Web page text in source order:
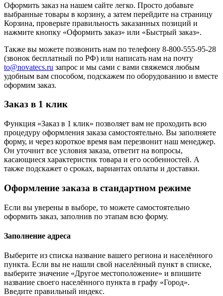
Оформить заказ на нашем сайте легко. Просто добавьте
выбранные товары в корзину, а затем перейдите на страницу
Корзина, проверьте правильность заказанных позиций и
нажмите кнопку «Оформить заказ» или «Быстрый заказ».
Также вы можете позвонить нам по телефону 8-800-555-95-28
(звонок бесплатный по РФ) или написать нам на почту
to@novatecs.ru запрос и мы сами с вами свяжемся любым
удобным вам способом, подскажем по оборудованию и вместе
оформим заказ.
Заказ в 1 клик
Функция «Заказ в 1 клик» позволяет вам не проходить всю
процедуру оформления заказа самостоятельно. Вы заполняете
форму, и через короткое время вам перезвонит наш менеджер.
Он уточнит все условия заказа, ответит на вопросы,
касающиеся характеристик товара и его особенностей. А
также подскажет о сроках, вариантах оплаты и доставки.
Оформление заказа в стандартном режиме
Если вы уверены в выборе, то можете самостоятельно
оформить заказ, заполнив по этапам всю форму.
Заполнение адреса
Выберите из списка название вашего региона и населённого
пункта. Если вы не нашли свой населённый пункт в списке,
выберите значение «Другое местоположение» и впишите
название своего населённого пункта в графу «Город».
Введите правильный индекс.